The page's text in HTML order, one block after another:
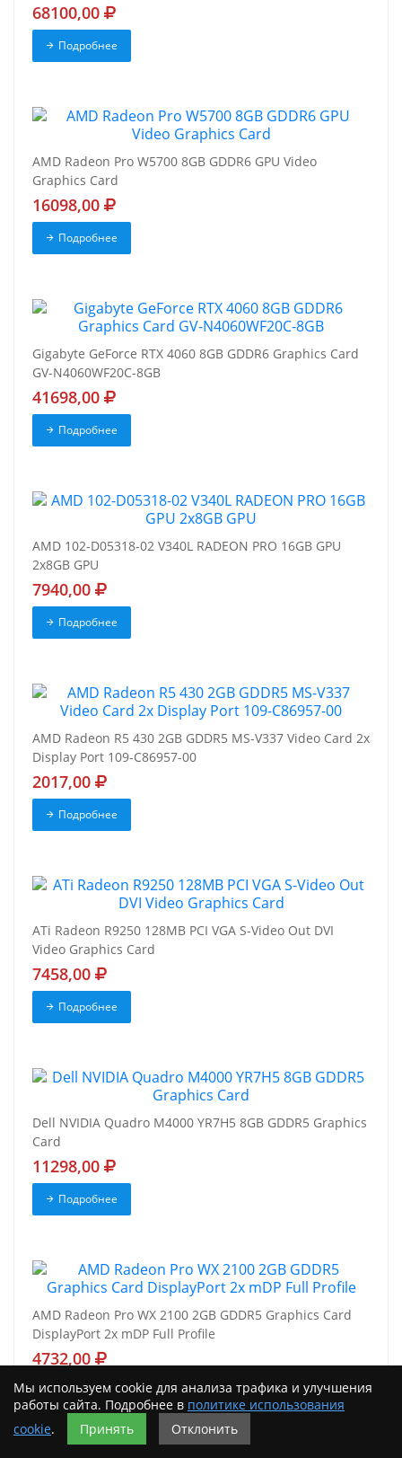
68100,00
Подробнее
AMD Radeon Pro W5700 8GB GDDR6 GPU Video
Graphics Card
16098,00
Подробнее
Gigabyte GeForce RTX 4060 8GB GDDR6 Graphics Card
GV-N4060WF20C-8GB
41698,00
Подробнее
AMD 102-D05318-02 V340L RADEON PRO 16GB GPU
2x8GB GPU
7940,00
Подробнее
AMD Radeon R5 430 2GB GDDR5 MS-V337 Video Card 2x
Display Port 109-C86957-00
2017,00
Подробнее
ATi Radeon R9250 128MB PCI VGA S-Video Out DVI
Video Graphics Card
7458,00
Подробнее
Dell NVIDIA Quadro M4000 YR7H5 8GB GDDR5 Graphics
Card
11298,00
Подробнее
AMD Radeon Pro WX 2100 2GB GDDR5 Graphics Card
DisplayPort 2x mDP Full Profile
4732,00
Подробнее
Мы используем cookie для анализа трафика и улучшения
работы сайта. Подробнее в политике использования
cookie. Принять Отклонить